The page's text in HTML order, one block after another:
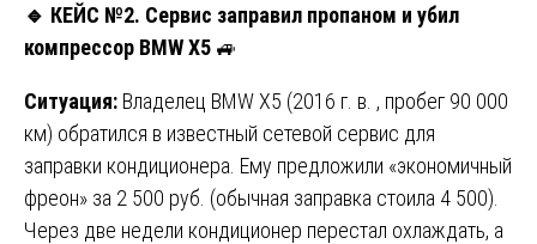
🔹 КЕЙС №2. Сервис заправил пропаном и убил
компрессор BMW X5 🚙
Ситуация: Владелец BMW X5 (2016 г. в. , пробег 90 000
км) обратился в известный сетевой сервис для
заправки кондиционера. Ему предложили «экономичный
фреон» за 2 500 руб. (обычная заправка стоила 4 500).
Через две недели кондиционер перестал охлаждать, а